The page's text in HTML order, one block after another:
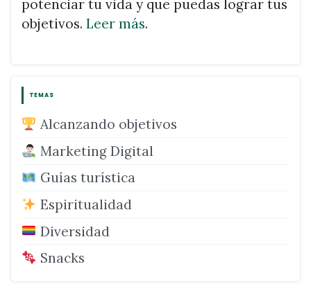
potenciar tu vida y que puedas lograr tus
objetivos. Leer más.
TEMAS
Alcanzando objetivos
Marketing Digital
Guías turística
Espiritualidad
Diversidad
Snacks